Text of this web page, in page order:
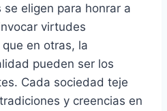
eligen para honrar a
virtudes
en otras, la
pueden ser los
Cada sociedad teje
y creencias en